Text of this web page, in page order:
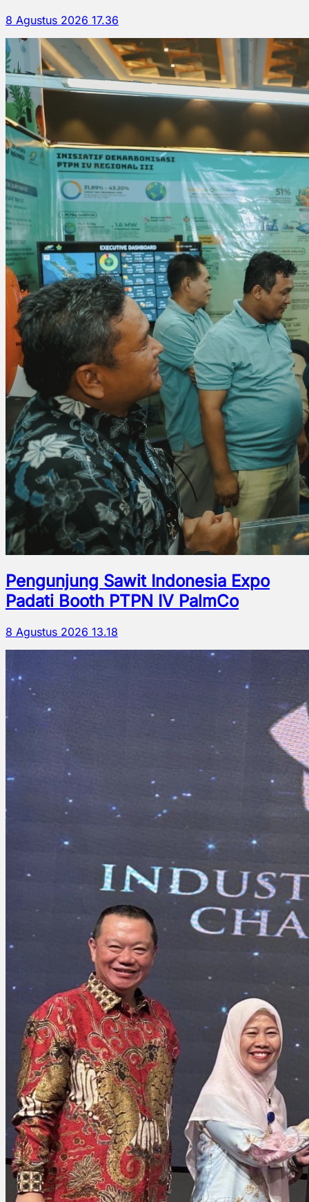
8 Agustus 2026 17.36
Pengunjung Sawit Indonesia Expo
Padati Booth PTPN IV PalmCo
8 Agustus 2026 13.18